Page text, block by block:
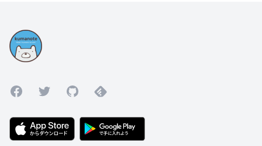
FacebookTwitterGitHubFeedly